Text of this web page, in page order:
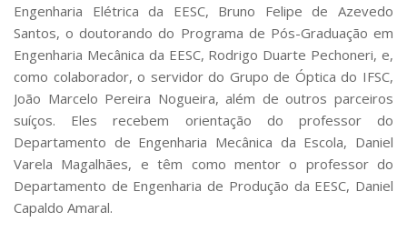
Serviços
Bibliotecas
Apoio ao Estudante
Segurança, Trânsito e Prevenção
RH, Administrativo e Financeiro
Outros serviços
Comunicação
Assessorias e Mídias
Aplicativos e Sites
Jornal da USP
Engenharia Elétrica da EESC, Bruno Felipe de Azevedo
Santos, o doutorando do Programa de Pós-Graduação em
Engenharia Mecânica da EESC, Rodrigo Duarte Pechoneri, e,
como colaborador, o servidor do Grupo de Óptica do IFSC,
João Marcelo Pereira Nogueira, além de outros parceiros
suíços. Eles recebem orientação do professor do
Departamento de Engenharia Mecânica da Escola, Daniel
Varela Magalhães, e têm como mentor o professor do
Departamento de Engenharia de Produção da EESC, Daniel
Capaldo Amaral.